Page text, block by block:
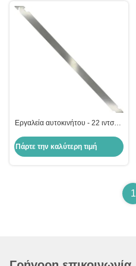
Εργαλεία αυτοκινήτου - 22 ιντσών
συντήρησης αυτοκινήτου σε
νικελωμένο χάλυβα, με εξαιρετική
Πάρτε την καλύτερη τιμή
1